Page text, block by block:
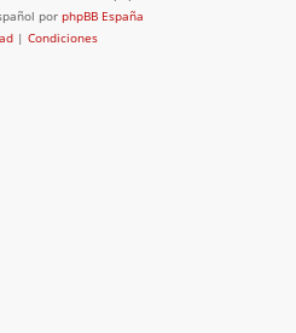
por phpBB España
| Condiciones